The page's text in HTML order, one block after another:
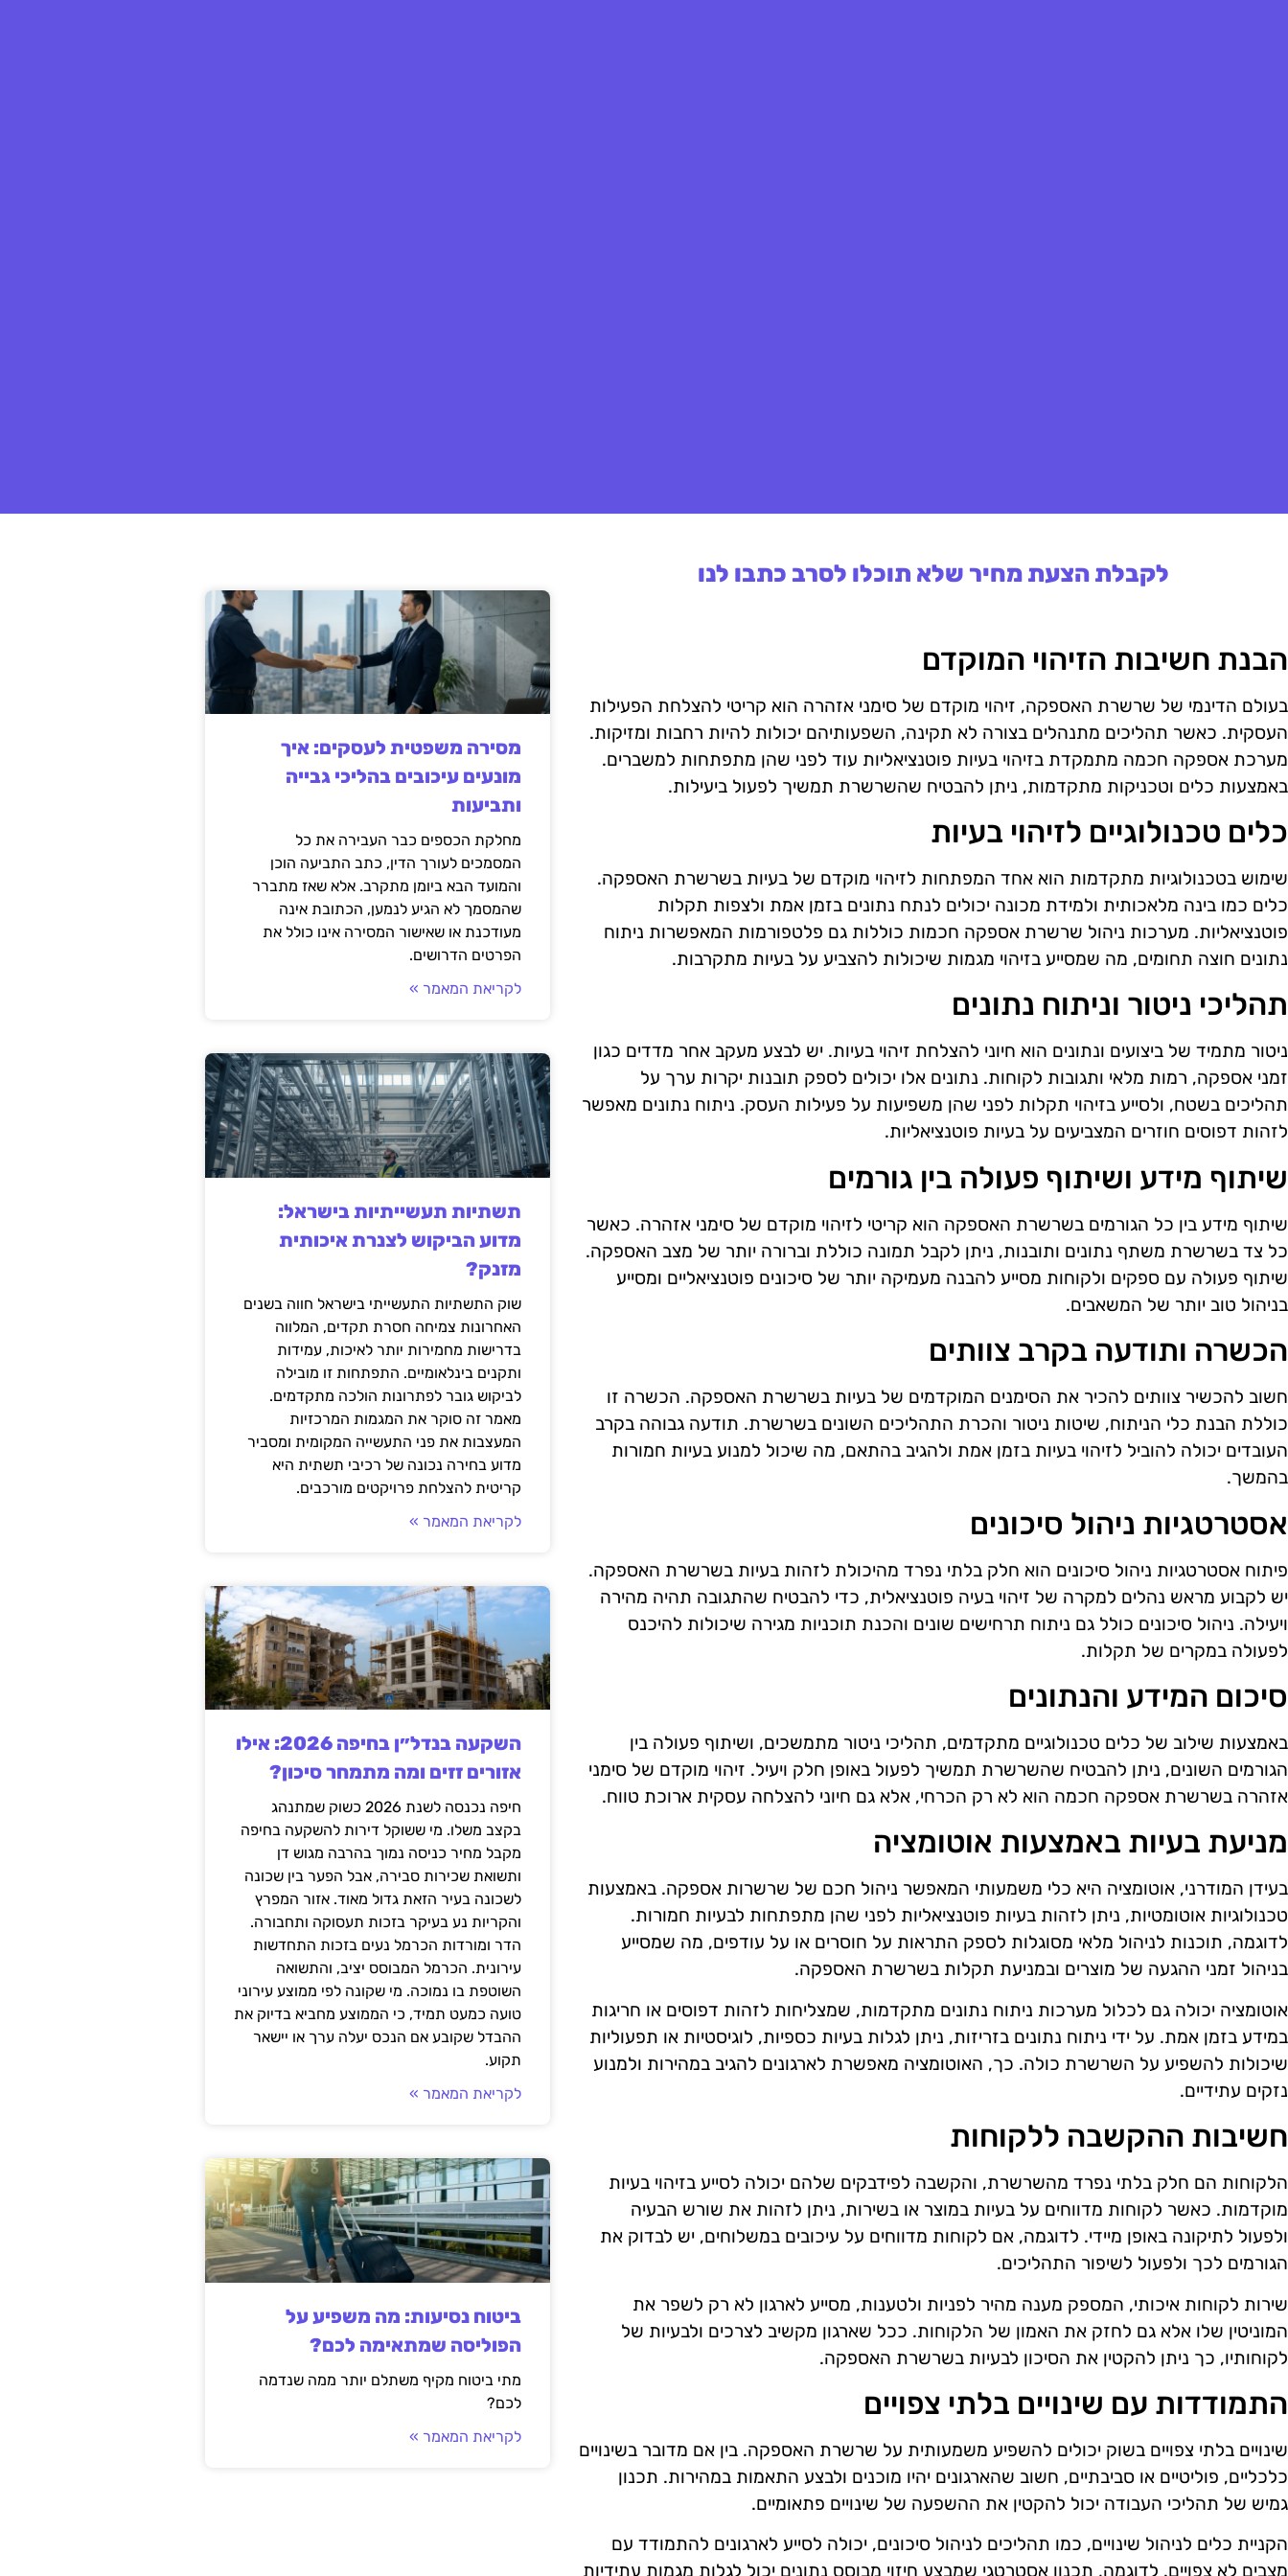
לקבלת הצעת מחיר שלא תוכלו לסרב כתבו לנו
הבנת חשיבות הזיהוי המוקדם
בעולם הדינמי של שרשרת האספקה, זיהוי מוקדם של סימני אזהרה הוא קריטי להצלחת הפעילות
העסקית. כאשר תהליכים מתנהלים בצורה לא תקינה, השפעותיהם יכולות להיות רחבות ומזיקות.
מערכת אספקה חכמה מתמקדת בזיהוי בעיות פוטנציאליות עוד לפני שהן מתפתחות למשברים.
באמצעות כלים וטכניקות מתקדמות, ניתן להבטיח שהשרשרת תמשיך לפעול ביעילות.
כלים טכנולוגיים לזיהוי בעיות
שימוש בטכנולוגיות מתקדמות הוא אחד המפתחות לזיהוי מוקדם של בעיות בשרשרת האספקה.
כלים כמו בינה מלאכותית ולמידת מכונה יכולים לנתח נתונים בזמן אמת ולצפות תקלות
פוטנציאליות. מערכות ניהול שרשרת אספקה חכמות כוללות גם פלטפורמות המאפשרות ניתוח
נתונים חוצה תחומים, מה שמסייע בזיהוי מגמות שיכולות להצביע על בעיות מתקרבות.
תהליכי ניטור וניתוח נתונים
ניטור מתמיד של ביצועים ונתונים הוא חיוני להצלחת זיהוי בעיות. יש לבצע מעקב אחר מדדים כגון
זמני אספקה, רמות מלאי ותגובות לקוחות. נתונים אלו יכולים לספק תובנות יקרות ערך על
תהליכים בשטח, ולסייע בזיהוי תקלות לפני שהן משפיעות על פעילות העסק. ניתוח נתונים מאפשר
לזהות דפוסים חוזרים המצביעים על בעיות פוטנציאליות.
שיתוף מידע ושיתוף פעולה בין גורמים
שיתוף מידע בין כל הגורמים בשרשרת האספקה הוא קריטי לזיהוי מוקדם של סימני אזהרה. כאשר
כל צד בשרשרת משתף נתונים ותובנות, ניתן לקבל תמונה כוללת וברורה יותר של מצב האספקה.
שיתוף פעולה עם ספקים ולקוחות מסייע להבנה מעמיקה יותר של סיכונים פוטנציאליים ומסייע
בניהול טוב יותר של המשאבים.
הכשרה ותודעה בקרב צוותים
חשוב להכשיר צוותים להכיר את הסימנים המוקדמים של בעיות בשרשרת האספקה. הכשרה זו
כוללת הבנת כלי הניתוח, שיטות ניטור והכרת התהליכים השונים בשרשרת. תודעה גבוהה בקרב
העובדים יכולה להוביל לזיהוי בעיות בזמן אמת ולהגיב בהתאם, מה שיכול למנוע בעיות חמורות
בהמשך.
אסטרטגיות ניהול סיכונים
פיתוח אסטרטגיות ניהול סיכונים הוא חלק בלתי נפרד מהיכולת לזהות בעיות בשרשרת האספקה.
יש לקבוע מראש נהלים למקרה של זיהוי בעיה פוטנציאלית, כדי להבטיח שהתגובה תהיה מהירה
ויעילה. ניהול סיכונים כולל גם ניתוח תרחישים שונים והכנת תוכניות מגירה שיכולות להיכנס
לפעולה במקרים של תקלות.
סיכום המידע והנתונים
באמצעות שילוב של כלים טכנולוגיים מתקדמים, תהליכי ניטור מתמשכים, ושיתוף פעולה בין
הגורמים השונים, ניתן להבטיח שהשרשרת תמשיך לפעול באופן חלק ויעיל. זיהוי מוקדם של סימני
אזהרה בשרשרת אספקה חכמה הוא לא רק הכרחי, אלא גם חיוני להצלחה עסקית ארוכת טווח.
מניעת בעיות באמצעות אוטומציה
בעידן המודרני, אוטומציה היא כלי משמעותי המאפשר ניהול חכם של שרשרות אספקה. באמצעות
טכנולוגיות אוטומטיות, ניתן לזהות בעיות פוטנציאליות לפני שהן מתפתחות לבעיות חמורות.
לדוגמה, תוכנות לניהול מלאי מסוגלות לספק התראות על חוסרים או על עודפים, מה שמסייע
בניהול זמני ההגעה של מוצרים ובמניעת תקלות בשרשרת האספקה.
אוטומציה יכולה גם לכלול מערכות ניתוח נתונים מתקדמות, שמצליחות לזהות דפוסים או חריגות
במידע בזמן אמת. על ידי ניתוח נתונים בזריזות, ניתן לגלות בעיות כספיות, לוגיסטיות או תפעוליות
שיכולות להשפיע על השרשרת כולה. כך, האוטומציה מאפשרת לארגונים להגיב במהירות ולמנוע
נזקים עתידיים.
חשיבות ההקשבה ללקוחות
הלקוחות הם חלק בלתי נפרד מהשרשרת, והקשבה לפידבקים שלהם יכולה לסייע בזיהוי בעיות
מוקדמות. כאשר לקוחות מדווחים על בעיות במוצר או בשירות, ניתן לזהות את שורש הבעיה
ולפעול לתיקונה באופן מיידי. לדוגמה, אם לקוחות מדווחים על עיכובים במשלוחים, יש לבדוק את
הגורמים לכך ולפעול לשיפור התהליכים.
שירות לקוחות איכותי, המספק מענה מהיר לפניות ולטענות, מסייע לארגון לא רק לשפר את
המוניטין שלו אלא גם לחזק את האמון של הלקוחות. ככל שארגון מקשיב לצרכים ולבעיות של
לקוחותיו, כך ניתן להקטין את הסיכון לבעיות בשרשרת האספקה.
התמודדות עם שינויים בלתי צפויים
שינויים בלתי צפויים בשוק יכולים להשפיע משמעותית על שרשרת האספקה. בין אם מדובר בשינויים
כלכליים, פוליטיים או סביבתיים, חשוב שהארגונים יהיו מוכנים ולבצע התאמות במהירות. תכנון
גמיש של תהליכי העבודה יכול להקטין את ההשפעה של שינויים פתאומיים.
הקניית כלים לניהול שינויים, כמו תהליכים לניהול סיכונים, יכולה לסייע לארגונים להתמודד עם
מצבים לא צפויים. לדוגמה, תכנון אסטרטגי שמבצע חיזוי מבוסס נתונים יכול לגלות מגמות עתידיות
מסירה משפטית לעסקים: איך
מונעים עיכובים בהליכי גבייה
ותביעות
מחלקת הכספים כבר העבירה את כל
המסמכים לעורך הדין, כתב התביעה הוכן
והמועד הבא ביומן מתקרב. אלא שאז מתברר
שהמסמך לא הגיע לנמען, הכתובת אינה
מעודכנת או שאישור המסירה אינו כולל את
הפרטים הדרושים.
לקריאת המאמר »
תשתיות תעשייתיות בישראל:
מדוע הביקוש לצנרת איכותית
מזנק?
שוק התשתיות התעשייתי בישראל חווה בשנים
האחרונות צמיחה חסרת תקדים, המלווה
בדרישות מחמירות יותר לאיכות, עמידות
ותקנים בינלאומיים. התפתחות זו מובילה
לביקוש גובר לפתרונות הולכה מתקדמים.
מאמר זה סוקר את המגמות המרכזיות
המעצבות את פני התעשייה המקומית ומסביר
מדוע בחירה נכונה של רכיבי תשתית היא
קריטית להצלחת פרויקטים מורכבים.
לקריאת המאמר »
השקעה בנדל״ן בחיפה 2026: אילו
אזורים זזים ומה מתמחר סיכון?
חיפה נכנסה לשנת 2026 כשוק שמתנהג
בקצב משלו. מי ששוקל דירות להשקעה בחיפה
מקבל מחיר כניסה נמוך בהרבה מגוש דן
ותשואת שכירות סבירה, אבל הפער בין שכונה
לשכונה בעיר הזאת גדול מאוד. אזור המפרץ
והקריות נע בעיקר בזכות תעסוקה ותחבורה.
הדר ומורדות הכרמל נעים בזכות התחדשות
עירונית. הכרמל המבוסס יציב, והתשואה
השוטפת בו נמוכה. מי שקונה לפי ממוצע עירוני
טועה כמעט תמיד, כי הממוצע מחביא בדיוק את
ההבדל שקובע אם הנכס יעלה ערך או יישאר
תקוע.
לקריאת המאמר »
ביטוח נסיעות: מה משפיע על
הפוליסה שמתאימה לכם?
מתי ביטוח מקיף משתלם יותר ממה שנדמה
לכם?
לקריאת המאמר »